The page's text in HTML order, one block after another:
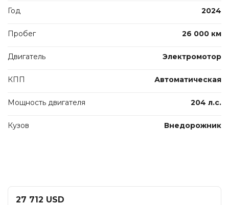
Год 2024
Пробег 26 000 км
Двигатель Электромотор
КПП Автоматическая
Мощность двигателя 204 л.с.
Кузов Внедорожник
27 712 USD